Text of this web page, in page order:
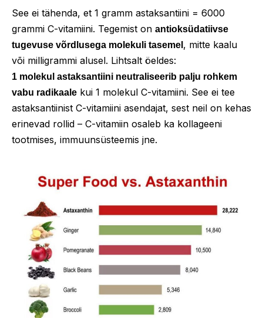
See ei tähenda, et 1 gramm astaksantiini = 6000
grammi C-vitamiini. Tegemist on antioksüdatiivse
tugevuse võrdlusega molekuli tasemel , mitte kaalu
või milligrammi alusel. Lihtsalt öeldes:
1 molekul astaksantiini neutraliseerib palju rohkem
vabu radikaale kui 1 molekul C-vitamiini. See ei tee
astaksantiinist C-vitamiini asendajat, sest neil on kehas
erinevad rollid – C-vitamiin osaleb ka kollageeni
tootmises, immuunsüsteemis jne.